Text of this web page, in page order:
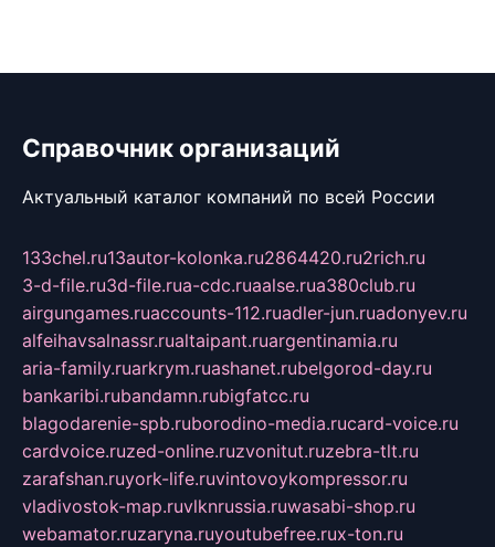
Справочник организаций
Актуальный каталог компаний по всей России
133chel.ru13autor-kolonka.ru2864420.ru2rich.ru
3-d-file.ru3d-file.rua-cdc.ruaalse.rua380club.ru
airgungames.ruaccounts-112.ruadler-jun.ruadonyev.ru
alfeihavsalnassr.rualtaipant.ruargentinamia.ru
aria-family.ruarkrym.ruashanet.rubelgorod-day.ru
bankaribi.rubandamn.rubigfatcc.ru
blagodarenie-spb.ruborodino-media.rucard-voice.ru
cardvoice.ruzed-online.ruzvonitut.ruzebra-tlt.ru
zarafshan.ruyork-life.ruvintovoykompressor.ru
vladivostok-map.ruvlknrussia.ruwasabi-shop.ru
webamator.ruzaryna.ruyoutubefree.rux-ton.ru